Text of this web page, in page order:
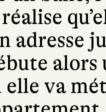
adresse
alors
elle va